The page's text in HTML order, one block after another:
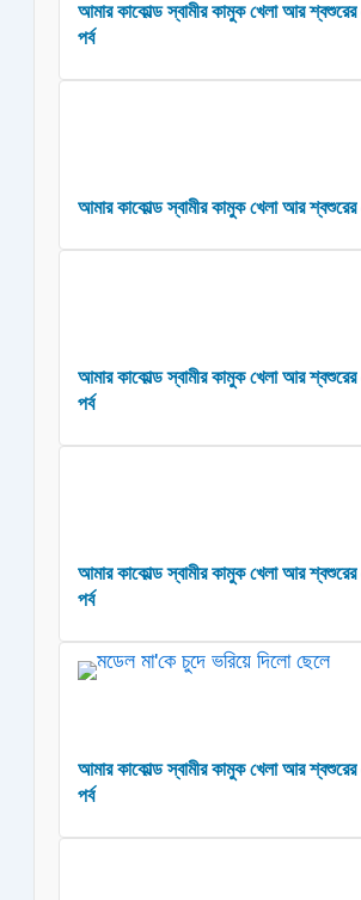
আমার কাকোল্ড স্বামীর কামুক খেলা আর
পর্ব
আমার কাকোল্ড স্বামীর কামুক খেলা আর শ্বশুরের
আমার কাকোল্ড স্বামীর কামুক খেলা আর
পর্ব
আমার কাকোল্ড স্বামীর কামুক খেলা আর
পর্ব
আমার কাকোল্ড স্বামীর কামুক খেলা আর শ্বশুরের
পর্ব